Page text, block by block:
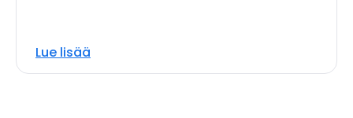
Lue lisää